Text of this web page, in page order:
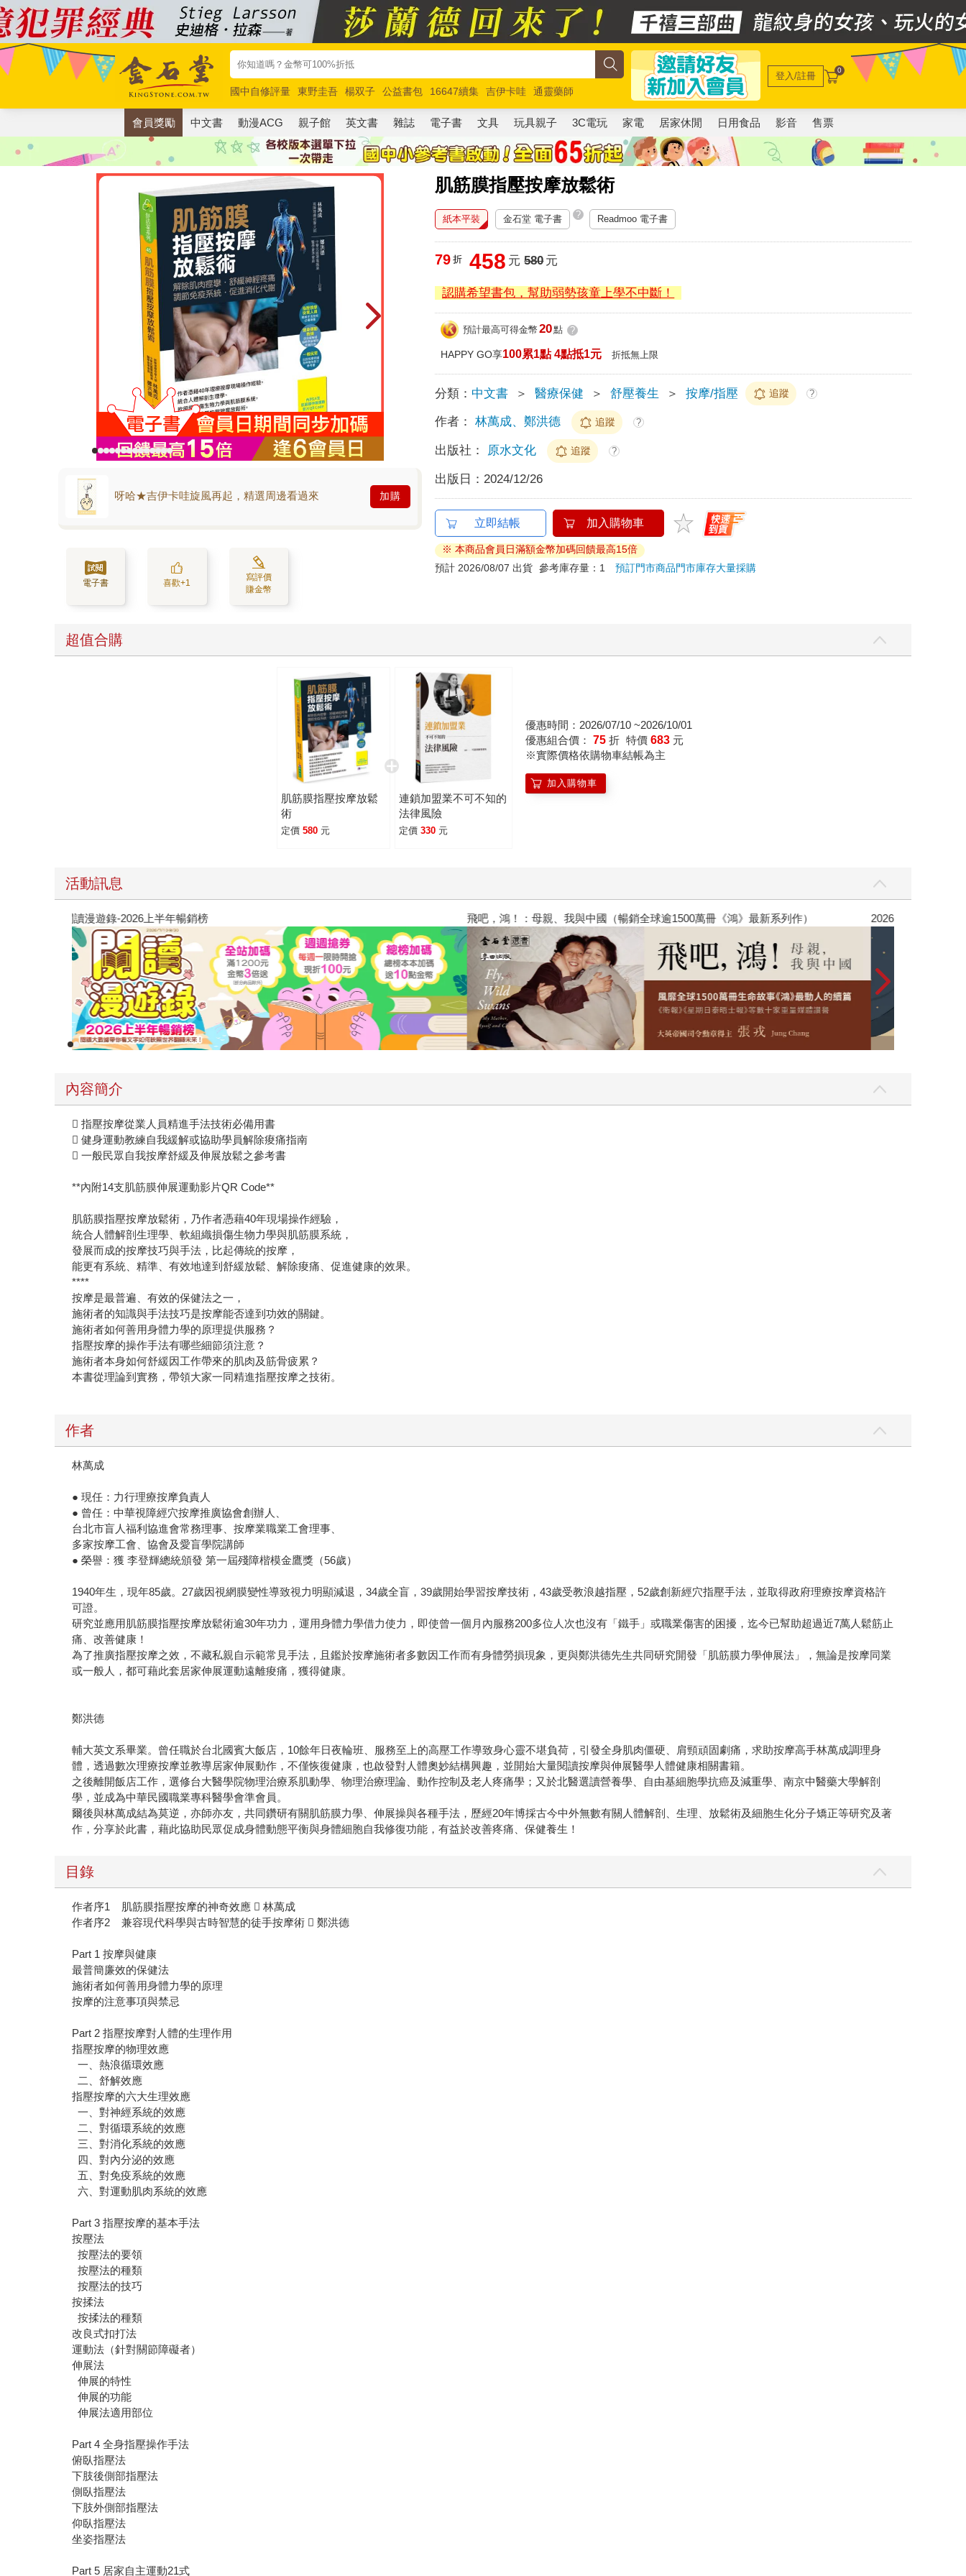
國中自修評量 東野圭吾 楊双子 公益書包 16647續集 吉伊卡哇
通靈藥師
唯紅花綻放
奧德賽 路邊攤新作 馬斯克 玩具總動員5 超慢跑
登入/註冊 0
會員獎勵 中文書 動漫ACG 親子館 英文書 雜誌 電子書 文具 玩具親子 3C電玩 家電 居家休閒 日用食品 影音 售票
肌筋膜指壓按摩放鬆術
呀哈★吉伊卡哇旋風再起，精選周邊看過來 加購
電子書 喜歡+1
寫評價
賺金幣
紙本平裝 金石堂 電子書 ? Readmoo 電子書
79 折 458 元 580元
認購希望書包，幫助弱勢孩童上學不中斷！
預計最高可得金幣 20點 ?
HAPPY GO享100累1點 4點抵1元 折抵無上限
分類： 中文書 ＞ 醫療保健 ＞ 舒壓養生 ＞ 按摩/指壓 追蹤 ?
作者： 林萬成、鄭洪德 追蹤 ?
出版社： 原水文化 追蹤 ?
出版日： 2024/12/26
立即結帳 加入購物車
※ 本商品會員日滿額金幣加碼回饋最高15倍
預計 2026/08/07 出貨 參考庫存量：1預訂門市商品門市庫存大量採購
超值合購
肌筋膜指壓按摩放鬆
術
定價 580 元
連鎖加盟業不可不知的
法律風險
定價 330 元
優惠時間：2026/07/10 ~2026/10/01
優惠組合價： 75 折 特價 683 元
※實際價格依購物車結帳為主
加入購物車
活動訊息
閱讀漫遊錄-2026上半年暢銷榜 飛吧，鴻！：母親、我與中國（暢銷全球逾1500萬冊《鴻》最新系列作） 2026年8月金石
內容簡介
 指壓按摩從業人員精進手法技術必備用書
 健身運動教練自我緩解或協助學員解除痠痛指南
 一般民眾自我按摩舒緩及伸展放鬆之參考書
**內附14支肌筋膜伸展運動影片QR Code**
肌筋膜指壓按摩放鬆術，乃作者憑藉40年現場操作經驗，
統合人體解剖生理學、軟組織損傷生物力學與肌筋膜系統，
發展而成的按摩技巧與手法，比起傳統的按摩，
能更有系統、精準、有效地達到舒緩放鬆、解除痠痛、促進健康的效果。
****
按摩是最普遍、有效的保健法之一，
施術者的知識與手法技巧是按摩能否達到功效的關鍵。
施術者如何善用身體力學的原理提供服務？
指壓按摩的操作手法有哪些細節須注意？
施術者本身如何舒緩因工作帶來的肌肉及筋骨疲累？
本書從理論到實務，帶領大家一同精進指壓按摩之技術。
作者
林萬成
● 現任：力行理療按摩負責人
● 曾任：中華視障經穴按摩推廣協會創辦人、
台北市盲人福利協進會常務理事、按摩業職業工會理事、
多家按摩工會、協會及愛盲學院講師
● 榮譽：獲 李登輝總統頒發 第一屆殘障楷模金鷹獎（56歲）
1940年生，現年85歲。27歲因視網膜變性導致視力明顯減退，34歲全盲，39歲開始學習按摩技術，43歲受教浪越指壓，52歲創新經穴指壓手法，並取得政府理療按摩資格許
可證。
研究並應用肌筋膜指壓按摩放鬆術逾30年功力，運用身體力學借力使力，即使曾一個月內服務200多位人次也沒有「鐵手」或職業傷害的困擾，迄今已幫助超過近7萬人鬆筋止
痛、改善健康！
為了推廣指壓按摩之效，不藏私親自示範常見手法，且鑑於按摩施術者多數因工作而有身體勞損現象，更與鄭洪德先生共同研究開發「肌筋膜力學伸展法」，無論是按摩同業
或一般人，都可藉此套居家伸展運動遠離痠痛，獲得健康。
鄭洪德
輔大英文系畢業。曾任職於台北國賓大飯店，10餘年日夜輪班、服務至上的高壓工作導致身心靈不堪負荷，引發全身肌肉僵硬、肩頸頑固劇痛，求助按摩高手林萬成調理身
體，透過數次理療按摩並教導居家伸展動作，不僅恢復健康，也啟發對人體奧妙結構興趣，並開始大量閱讀按摩與伸展醫學人體健康相關書籍。
之後離開飯店工作，選修台大醫學院物理治療系肌動學、物理治療理論、動作控制及老人疼痛學；又於北醫選讀營養學、自由基細胞學抗癌及減重學、南京中醫藥大學解剖
學，並成為中華民國職業專科醫學會準會員。
爾後與林萬成結為莫逆，亦師亦友，共同鑽研有關肌筋膜力學、伸展操與各種手法，歷經20年博採古今中外無數有關人體解剖、生理、放鬆術及細胞生化分子矯正等研究及著
作，分享於此書，藉此協助民眾促成身體動態平衡與身體細胞自我修復功能，有益於改善疼痛、保健養生！
目錄
作者序1 肌筋膜指壓按摩的神奇效應  林萬成
作者序2 兼容現代科學與古時智慧的徒手按摩術  鄭洪德
Part 1 按摩與健康
最普簡廉效的保健法
施術者如何善用身體力學的原理
按摩的注意事項與禁忌
Part 2 指壓按摩對人體的生理作用
指壓按摩的物理效應
一、熱浪循環效應
二、舒解效應
指壓按摩的六大生理效應
一、對神經系統的效應
二、對循環系統的效應
三、對消化系統的效應
四、對內分泌的效應
五、對免疫系統的效應
六、對運動肌肉系統的效應
Part 3 指壓按摩的基本手法
按壓法
按壓法的要領
按壓法的種類
按壓法的技巧
按揉法
按揉法的種類
改良式扣打法
運動法（針對關節障礙者）
伸展法
伸展的特性
伸展的功能
伸展法適用部位
Part 4 全身指壓操作手法
俯臥指壓法
下肢後側部指壓法
側臥指壓法
下肢外側部指壓法
仰臥指壓法
坐姿指壓法
Part 5 居家自主運動21式